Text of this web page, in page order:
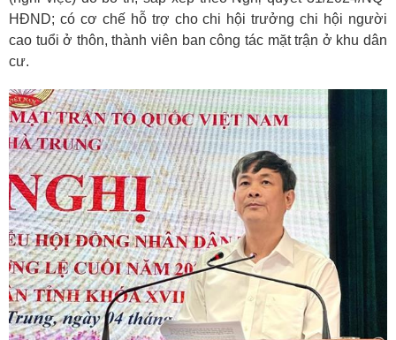
HĐND; có cơ chế hỗ trợ cho chi hội trưởng chi hội người
cao tuổi ở thôn, thành viên ban công tác mặt trận ở khu dân
cư.